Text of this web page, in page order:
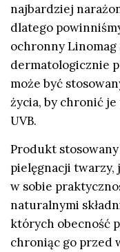
najbardziej
dlatego
ochronny Linomag
dermatologicznie
może być
życia, by chronić
UVB.
Produkt
pielęgnacji twarzy,
w sobie
naturalnymi
których obecność
chroniąc go przed